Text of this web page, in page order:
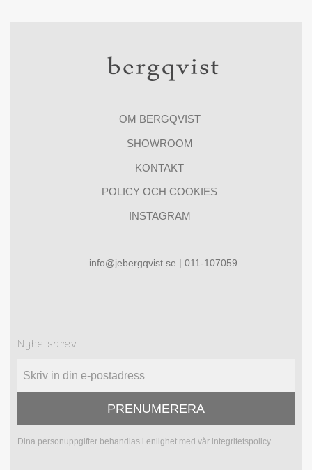
OM BERGQVIST
SHOWROOM
KONTAKT
POLICY OCH COOKIES
INSTAGRAM
info@jebergqvist.se | 011-107059
Nyhetsbrev
PRENUMERERA
Dina personuppgifter behandlas i enlighet med vår integritetspolicy.